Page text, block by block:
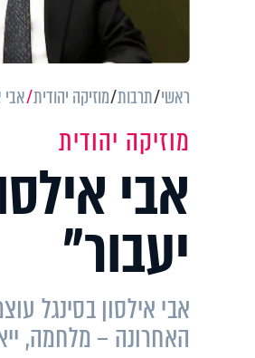
ראשי תרבות מוזיקה יהודית
מוזיקה יהודית
אבי
יעבור"
אבי אילסון בסינגל
האחרונה – מלחמה,